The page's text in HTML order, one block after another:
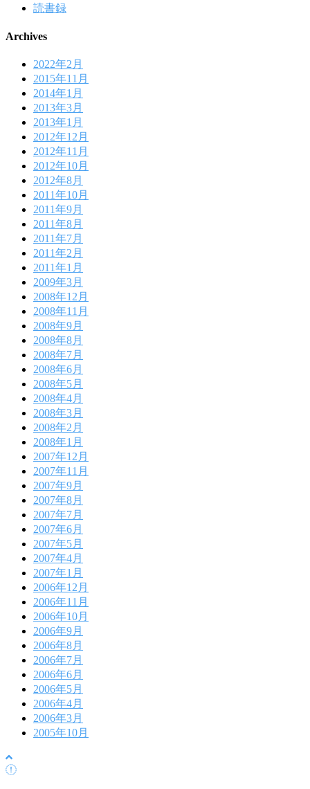
読書録
Archives
2022年2月
2015年11月
2014年1月
2013年3月
2013年1月
2012年12月
2012年11月
2012年10月
2012年8月
2011年10月
2011年9月
2011年8月
2011年7月
2011年2月
2011年1月
2009年3月
2008年12月
2008年11月
2008年9月
2008年8月
2008年7月
2008年6月
2008年5月
2008年4月
2008年3月
2008年2月
2008年1月
2007年12月
2007年11月
2007年9月
2007年8月
2007年7月
2007年6月
2007年5月
2007年4月
2007年1月
2006年12月
2006年11月
2006年10月
2006年9月
2006年8月
2006年7月
2006年6月
2006年5月
2006年4月
2006年3月
2005年10月